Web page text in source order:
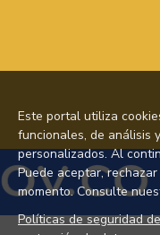
Este portal utiliza
funcionales, de análisis
personalizados. Al
Puede aceptar,
momento. Consulte
Políticas de seguridad